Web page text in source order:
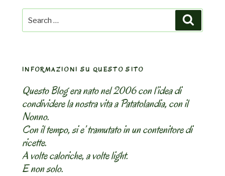
Search
for:
INFORMAZIONI SU QUESTO SITO
Questo Blog era nato nel 2006 con l’idea di
condividere la nostra vita a Patatolandia, con il
Nonno.
Con il tempo, si e’ tramutato in un contenitore di
ricette.
A volte caloriche, a volte light.
E non solo.